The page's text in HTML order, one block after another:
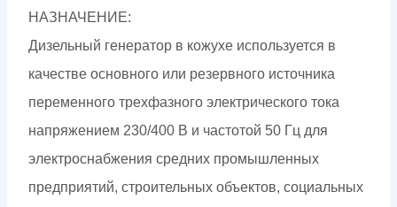
НАЗНАЧЕНИЕ:
Дизельный генератор в кожухе используется в
качестве основного или резервного источника
переменного трехфазного электрического тока
напряжением 230/400 В и частотой 50 Гц для
электроснабжения средних промышленных
предприятий, строительных объектов, социальных